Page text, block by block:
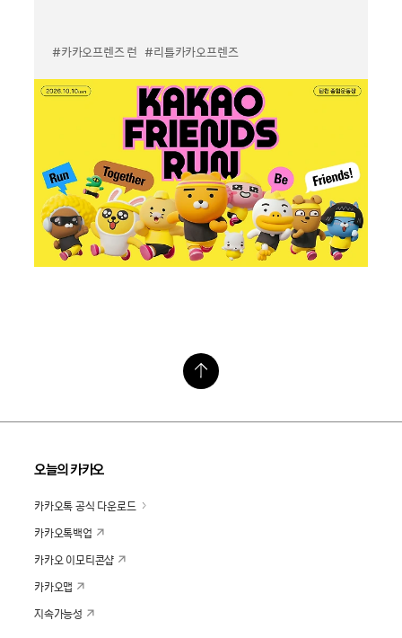
#카카오프렌즈 런 #리틀카카오프렌즈
오늘의 카카오
카카오톡 공식 다운로드
카카오톡백업
카카오 이모티콘샵
카카오맵
지속가능성